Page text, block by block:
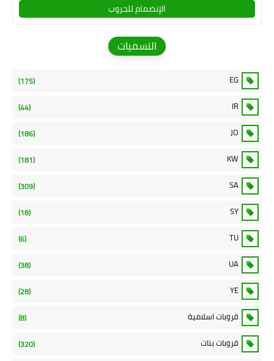
الإنضمام للجروب
التسميات
EG
(175)
IR
(44)
JO
(186)
KW
(181)
SA
(309)
SY
(18)
TU
(6)
UA
(38)
YE
(28)
قروبات اسلامية (8)
قروبات بنات (320)